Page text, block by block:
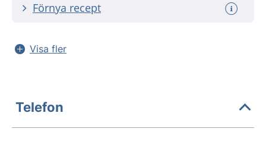
Förnya recept
Visa fler
Telefon